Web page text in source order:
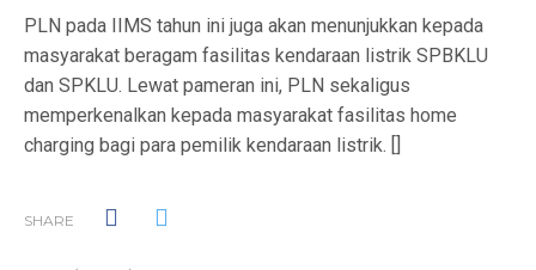
PLN pada IIMS tahun ini juga akan menunjukkan kepada
masyarakat beragam fasilitas kendaraan listrik SPBKLU
dan SPKLU. Lewat pameran ini, PLN sekaligus
memperkenalkan kepada masyarakat fasilitas home
charging bagi para pemilik kendaraan listrik. []
SHARE